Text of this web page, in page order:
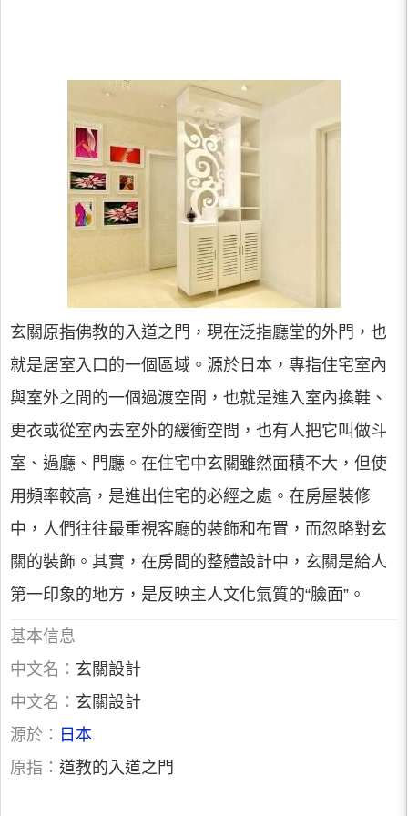
玄關原指佛教的入道之門，現在泛指廳堂的外門，也
就是居室入口的一個區域。源於日本，專指住宅室內
與室外之間的一個過渡空間，也就是進入室內換鞋、
更衣或從室內去室外的緩衝空間，也有人把它叫做斗
室、過廳、門廳。在住宅中玄關雖然面積不大，但使
用頻率較高，是進出住宅的必經之處。在房屋裝修
中，人們往往最重視客廳的裝飾和布置，而忽略對玄
關的裝飾。其實，在房間的整體設計中，玄關是給人
第一印象的地方，是反映主人文化氣質的“臉面”。
基本信息
中文名： 玄關設計
中文名： 玄關設計
源於： 日本
原指： 道教的入道之門